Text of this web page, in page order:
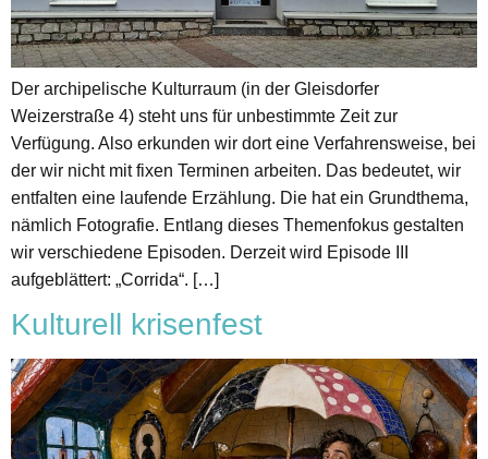
Der archipelische Kulturraum (in der Gleisdorfer
Weizerstraße 4) steht uns für unbestimmte Zeit zur
Verfügung. Also erkunden wir dort eine Verfahrensweise, bei
der wir nicht mit fixen Terminen arbeiten. Das bedeutet, wir
entfalten eine laufende Erzählung. Die hat ein Grundthema,
nämlich Fotografie. Entlang dieses Themenfokus gestalten
wir verschiedene Episoden. Derzeit wird Episode III
aufgeblättert: „Corrida“. […]
Kulturell krisenfest